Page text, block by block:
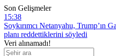
Son Gelişmeler
Soykırımcı Netanyahu, Trump’ın
planı reddettiklerini söyledi
9:30
Gazze ve Batı Şeria’da bir şehit ve
21:56
Veri alınamadı!